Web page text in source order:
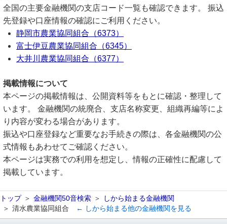
全国の主要金融機関の支店コード一覧も確認できます。 振込
先登録や口座情報の確認にご利用ください。
静岡市農業協同組合（6373）
富士伊豆農業協同組合（6345）
大井川農業協同組合（6377）
掲載情報について
本ページの掲載情報は、公開資料等をもとに確認・整理して
います。 金融機関の統廃合、支店名称変更、組織再編等によ
り内容が変わる場合があります。
振込や口座登録など重要なお手続きの際は、各金融機関の公
式情報もあわせてご確認ください。
本ページは実務での利用を想定し、情報の正確性に配慮して
掲載しています。
トップ 金融機関50音検索
しから始まる金融機関
清水農業協同組合
← しから始まる他の金融機関を見る